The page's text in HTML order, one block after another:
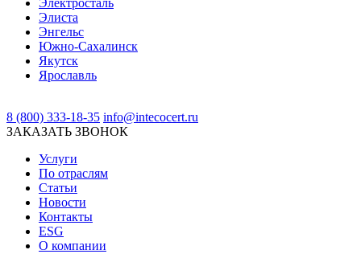
Элиста
Энгельс
Южно-Сахалинск
Якутск
Ярославль
8 (800) 333-18-35 info@intecocert.ru
ЗАКАЗАТЬ ЗВОНОК
Услуги
По отраслям
Статьи
Новости
Контакты
ESG
О компании